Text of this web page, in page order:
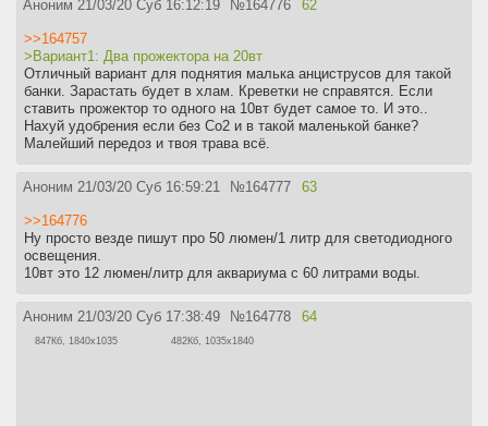
Аноним 21/03/20 Суб 16:12:19 №164776 62
>>164757
>Вариант1: Два прожектора на 20вт
Отличный вариант для поднятия малька анциструсов для такой
банки. Зарастать будет в хлам. Креветки не справятся. Если
ставить прожектор то одного на 10вт будет самое то. И это..
Нахуй удобрения если без Со2 и в такой маленькой банке?
Малейший передоз и твоя трава всё.
Аноним 21/03/20 Суб 16:59:21 №164777 63
>>164776
Ну просто везде пишут про 50 люмен/1 литр для светодиодного
освещения.
10вт это 12 люмен/литр для аквариума с 60 литрами воды.
Аноним 21/03/20 Суб 17:38:49 №164778 64
847Кб, 1840x1035 482Кб, 1035x1840